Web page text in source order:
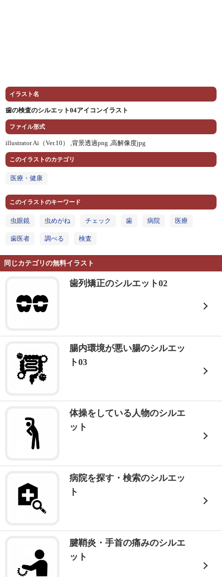
イラスト名
歯の検査のシルエット04アイコンイラスト
ファイル形式
illustrator Ai（Ver.10） ,背景透過png ,高解像度jpg
このイラストのカテゴリ
医療・健康
このイラストのキーワード
虫眼鏡 虫めがね チェック 歯 病院 医療
歯医者 調べる 検査
同じカテゴリの無料イラスト
歯列矯正のシルエット02
腸内環境が悪い腸のシルエッ
ト03
体操をしている人物のシルエ
ット
病院を探す・検索のシルエッ
ト
腱鞘炎・手首の痛みのシルエ
ット